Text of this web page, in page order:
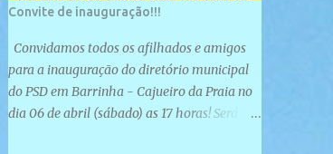
Convite de inauguração!!!
Convidamos todos os afilhados e amigos
para a inauguração do diretório municipal
do PSD em Barrinha - Cajueiro da Praia no
dia 06 de abril (sábado) as 17 horas! Será